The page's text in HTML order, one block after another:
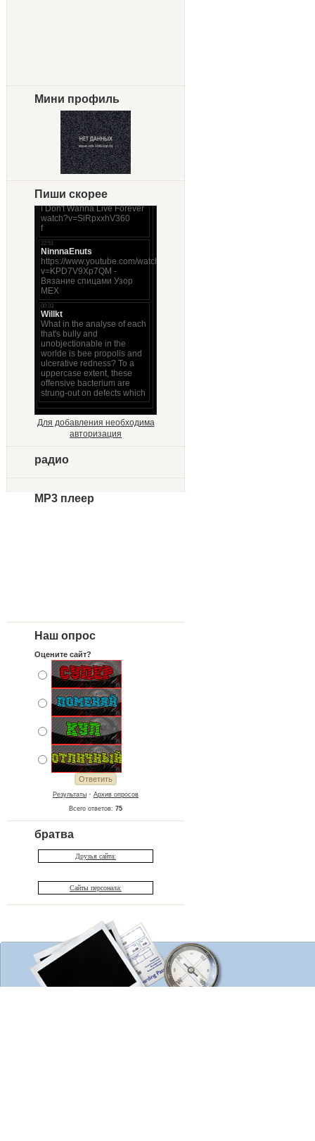
Мини профиль
Пиши скорее
Для добавления необходима
авторизация
радио
MP3 плеер
Наш опрос
Оцените сайт?
Результаты · Архив опросов
Всего ответов: 75
братва
Друзья сайта:
Сайты персонала: